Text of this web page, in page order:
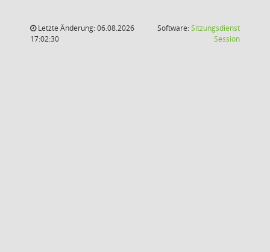
Letzte Änderung: 06.08.2026
17:02:30
Software:Sitzungsdienst
Session(Wird in